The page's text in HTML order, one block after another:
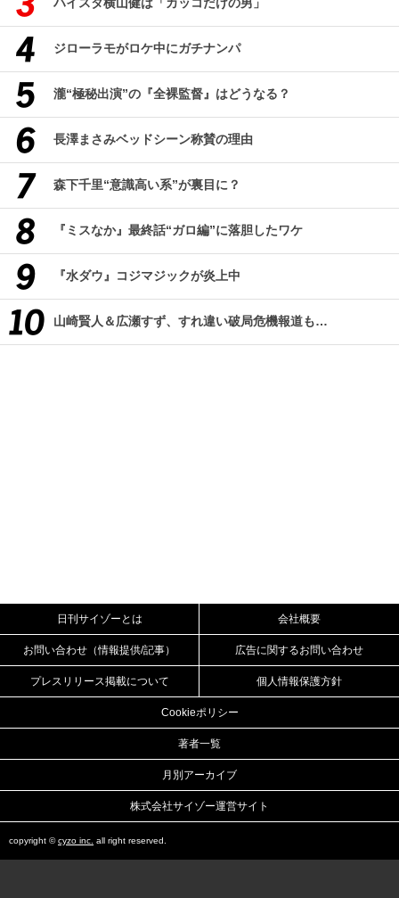
ハイスタ横山健は「カッコだけの男」
ジローラモがロケ中にガチナンパ
瀧“極秘出演”の『全裸監督』はどうなる？
長澤まさみベッドシーン称賛の理由
森下千里“意識高い系”が裏目に？
『ミスなか』最終話“ガロ編”に落胆したワケ
『水ダウ』コジマジックが炎上中
山崎賢人＆広瀬すず、すれ違い破局危機報道も…
日刊サイゾーとは 会社概要
お問い合わせ（情報提供/記事） 広告に関するお問い合わせ
プレスリリース掲載について 個人情報保護方針
Cookieポリシー
著者一覧
月別アーカイブ
株式会社サイゾー運営サイト
copyright ©cyzo inc. all right reserved.